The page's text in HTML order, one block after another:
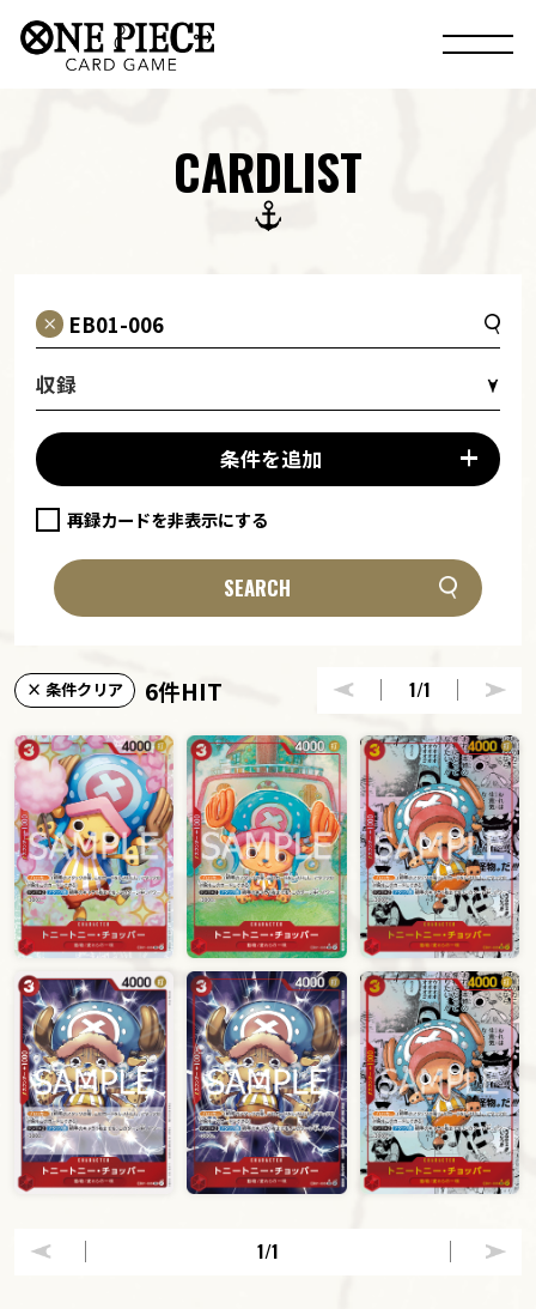
CARDLIST
収録
条件を追加
再録カードを非表示にする
SEARCH
× 条件クリア 6件HIT 1/1
1/1